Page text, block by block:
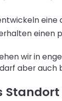
eine
einen
wir in
aber auch